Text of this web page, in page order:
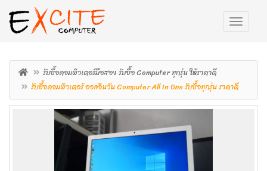
รับซื้อคอมพิวเตอร์มือสอง รับซื้อ Computer ทุกรุ่น ให้ราคาดี
รับซื้อคอมพิวเตอร์ ออลอินวัน Computer All In One รับซื้อทุกรุ่น ราคาดี